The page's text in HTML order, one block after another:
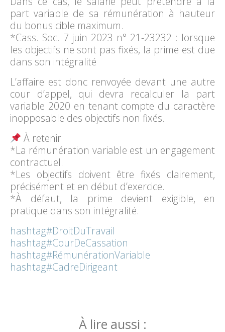
part variable de sa rémunération à hauteur
du bonus cible maximum.
*Cass. Soc. 7 juin 2023 n° 21-23232 : lorsque
les objectifs ne sont pas fixés, la prime est due
dans son intégralité
L’affaire est donc renvoyée devant une autre
cour d’appel, qui devra recalculer la part
variable 2020 en tenant compte du caractère
inopposable des objectifs non fixés.
À retenir
*La rémunération variable est un engagement
contractuel.
*Les objectifs doivent être fixés clairement,
précisément et en début d’exercice.
*À défaut, la prime devient exigible, en
pratique dans son intégralité.
hashtag#DroitDuTravail
hashtag#CourDeCassation
hashtag#RémunérationVariable
hashtag#CadreDirigeant
À lire aussi :